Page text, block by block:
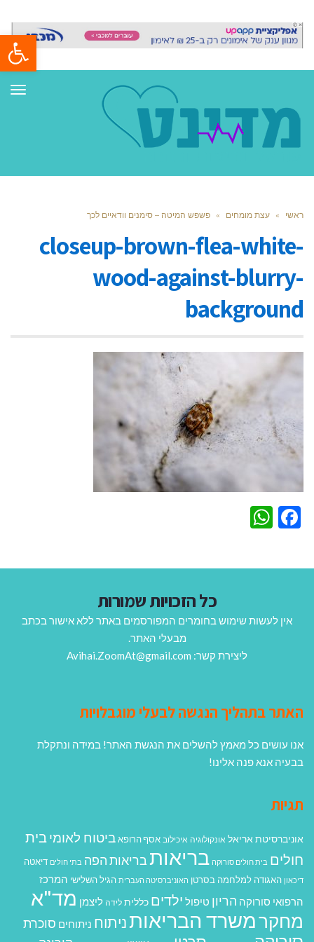
פתח
ראשי » עצת מומחים » פשפש המיטה – סימנים וודאיים לכך
closeup-brown-flea-white-
wood-against-blurry-
background
Facebook
כל הזכויות שמורות
אין לעשות שימוש בחומרים המפורסמים באתר ללא אישור בכתב
מבעלי האתר.
ליצירת קשר: Avihai.ZoomAt@gmail.com
האתר בתהליך הנגשה לבעלי מוגבלויות
אנו עושים כל מאמץ להשלים את הנגשת האתר! במידה ונתקלת
בבעיה אנא פנה אלינו!
תגיות
אוניברסיטת אריאל אונקולוגיה איכילוב אסף הרופא ביטוח לאומיבית
חולים בית חולים סורוקה בריאותבריאות הפה בתי חולים דיאטה
דיכאון האגודה למלחמה בסרטן האוניברסיטה העברית הגיל השלישי המרכז
הרפואי סורוקה הריון טיפול ילדים כללית לידה ליצמן מד"א
מחקרמשרד הבריאותניתוח ניתוחים סוכרת